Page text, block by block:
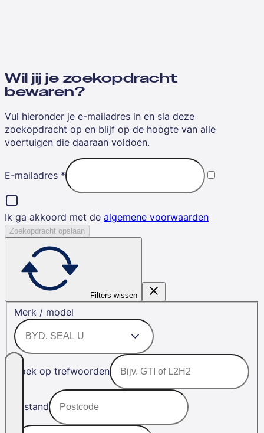
Wil jij je zoekopdracht
bewaren?
Vul hieronder je e-mailadres in en sla deze
zoekopdracht op en blijf op de hoogte van alle
voertuigen die daaraan voldoen.
E-mailadres *
Ik ga akkoord met de algemene voorwaarden
Zoekopdracht opslaan
Filters wissen
Merk / model
Zoek op trefwoorden
Afstand